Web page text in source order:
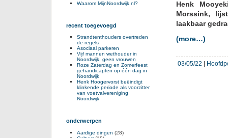
Henk
Morssink,
laakbaar
(more…)
03/05/22
Waarom MijnNoordwijk.nl?
recent toegevoegd
Strandtenthouders overtreden
de regels
Asociaal parkeren
Vijf mannen wethouder in
Noordwijk, geen vrouwen
Roze Zaterdag en Zomerfeest
gehandicapten op één dag in
Noordwijk
Henk Hoogervorst beëindigt
klinkende periode als voorzitter
van voetvalvereniging
Noordwijk
onderwerpen
Aardige dingen (28)